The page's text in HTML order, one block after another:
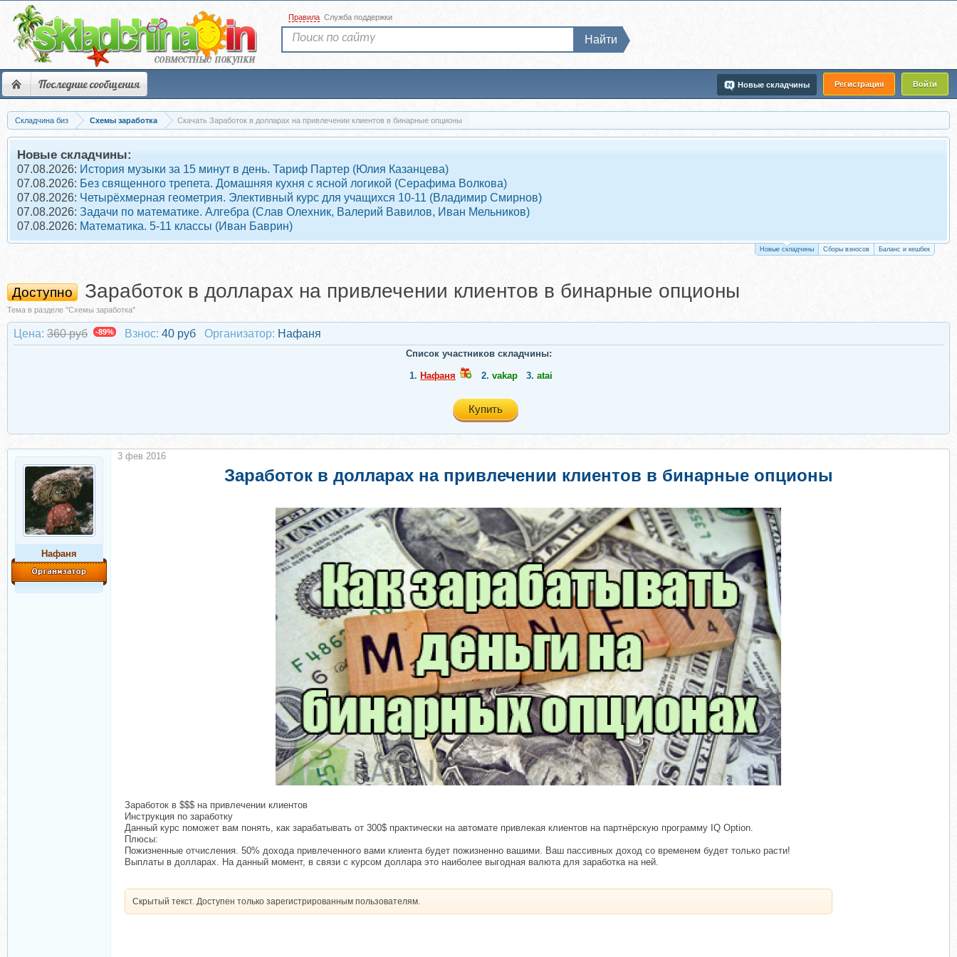
Последние сообщения Регистрация Войти
Новые складчины
Правила Служба поддержки
Найти
Складчина биз Схемы заработка Скачать Заработок в долларах на привлечении клиентов в бинарные опционы
Новые складчины:
07.08.2026: История музыки за 15 минут в день. Тариф Партер (Юлия Казанцева)
07.08.2026: Без священного трепета. Домашняя кухня с ясной логикой (Серафима Волкова)
07.08.2026: Четырёхмерная геометрия. Элективный курс для учащихся 10-11 (Владимир Смирнов)
07.08.2026: Задачи по математике. Алгебра (Слав Олехник, Валерий Вавилов, Иван Мельников)
07.08.2026: Математика. 5-11 классы (Иван Баврин)
Новые складчины Сборы взносов Баланс и кешбек
Доступно Заработок в долларах на привлечении клиентов в бинарные опционы
Тема в разделе "Схемы заработка"
Цена: 360 руб -89% Взнос: 40 руб Организатор: Нафаня
Список участников складчины:
1. Нафаня 2. vakap 3. atai
Купить
Нафаня
Заработок в долларах на привлечении клиентов в бинарные опционы
Заработок в $$$ на привлечении клиентов
Инструкция по заработку
Данный курс поможет вам понять, как зарабатывать от 300$ практически на автомате привлекая клиентов на партнёрскую программу IQ Option.
Плюсы:
Пожизненные отчисления. 50% дохода привлеченного вами клиента будет пожизненно вашими. Ваш пассивных доход со временем будет только расти!
Выплаты в долларах. На данный момент, в связи с курсом доллара это наиболее выгодная валюта для заработка на ней.
Скрытый текст. Доступен только зарегистрированным пользователям.
3 фев 2016